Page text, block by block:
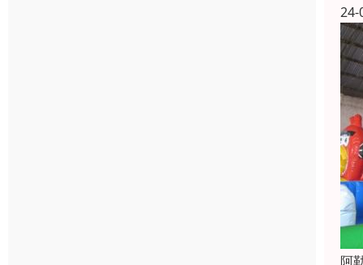
24-
阿